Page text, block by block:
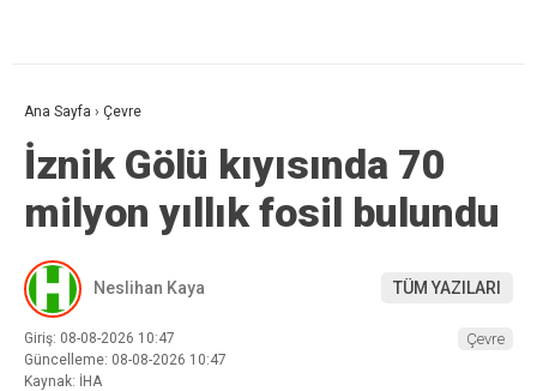
Ana Sayfa › Çevre
İznik Gölü kıyısında 70
milyon yıllık fosil bulundu
Neslihan Kaya TÜM YAZILARI
Giriş: 08-08-2026 10:47
Güncelleme: 08-08-2026 10:47
Kaynak: İHA
Çevre